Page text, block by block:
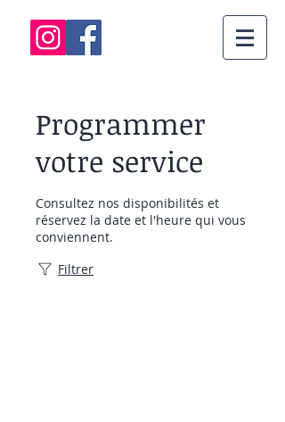
Programmer
votre service
Consultez nos disponibilités et
réservez la date et l'heure qui vous
conviennent.
Filtrer